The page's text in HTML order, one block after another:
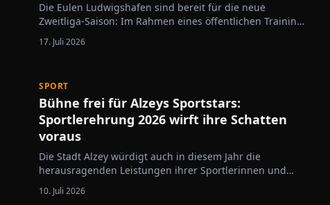
Die Eulen Ludwigshafen sind bereit für die neue
Zweitliga-Saison: Im Rahmen eines öffentlichen Trainings
haben die Handballer am Mittwochabend ihren Kader für
die Spielzeit 2026/27 vorgestellt. Zuvor präsentierte der
17. Juli 2026
SPORT
Bühne frei für Alzeys Sportstars:
Sportlerehrung 2026 wirft ihre Schatten
voraus
Die Stadt Alzey würdigt auch in diesem Jahr die
herausragenden Leistungen ihrer Sportlerinnen und
Sportler. Am Samstag, 7. November 2026, lädt
Bürgermeister Steffen Jung zur vierten Alzeyer
10. Juli 2026